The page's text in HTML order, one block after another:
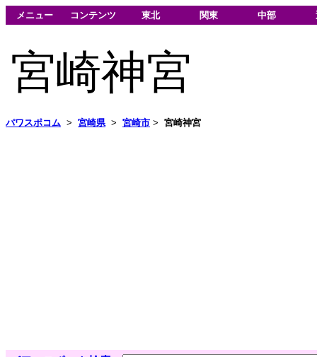
メニュー コンテンツ 東北 関東 中部
宮崎神宮
パワスポコム > 宮崎県> 宮崎市 > 宮崎神宮